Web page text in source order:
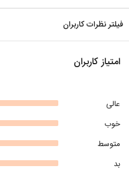
فیلتر نظرات کاربران
امتیاز کاربران
عالی
خوب
متوسط
بد